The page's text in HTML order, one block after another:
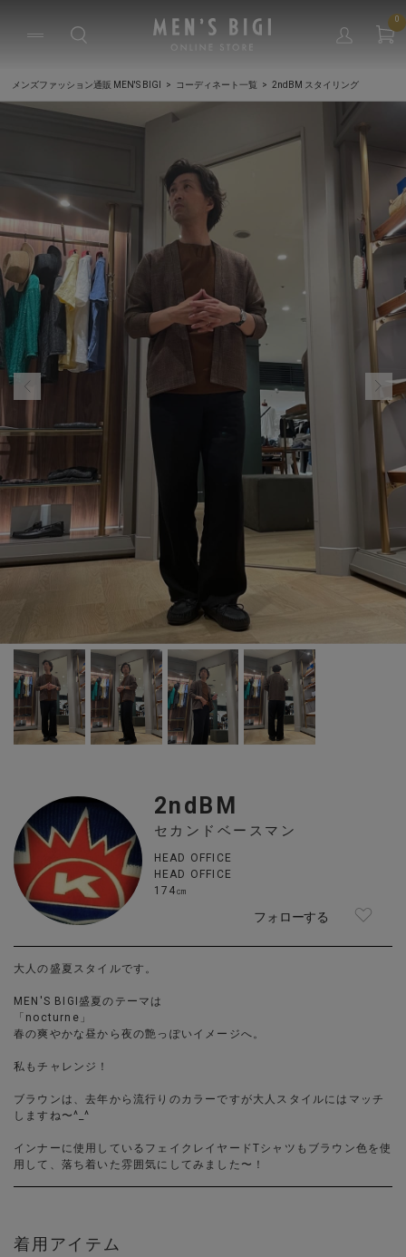
0
メンズファッション通販 MEN'S BIGI コーディネート一覧 2ndBM スタイリング
2ndBM
セカンドベースマン
HEAD OFFICE
HEAD OFFICE
174㎝
フォローする
大人の盛夏スタイルです。
MEN'S BIGI盛夏のテーマは
「nocturne」
春の爽やかな昼から夜の艶っぽいイメージへ。
私もチャレンジ！
ブラウンは、去年から流行りのカラーですが大人スタイルにはマッチ
しますね〜^_^
インナーに使用しているフェイクレイヤードTシャツもブラウン色を使
用して、落ち着いた雰囲気にしてみました〜！
着用アイテム